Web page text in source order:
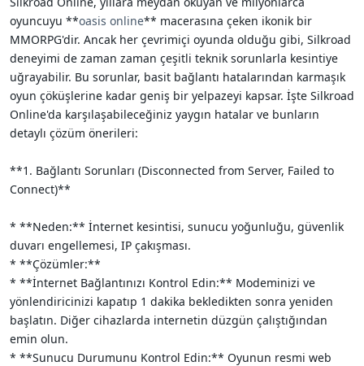
i
oyuncuyu **oasis online** macerasına çeken ikonik bir
MMORPG'dir. Ancak her çevrimiçi oyunda olduğu gibi, Silkroad
deneyimi de zaman zaman çeşitli teknik sorunlarla kesintiye
uğrayabilir. Bu sorunlar, basit bağlantı hatalarından karmaşık
oyun çöküşlerine kadar geniş bir yelpazeyi kapsar. İşte Silkroad
Online'da karşılaşabileceğiniz yaygın hatalar ve bunların
detaylı çözüm önerileri:
**1. Bağlantı Sorunları (Disconnected from Server, Failed to
Connect)**
* **Neden:** İnternet kesintisi, sunucu yoğunluğu, güvenlik
duvarı engellemesi, IP çakışması.
* **Çözümler:**
* **İnternet Bağlantınızı Kontrol Edin:** Modeminizi ve
yönlendiricinizi kapatıp 1 dakika bekledikten sonra yeniden
başlatın. Diğer cihazlarda internetin düzgün çalıştığından
emin olun.
* **Sunucu Durumunu Kontrol Edin:** Oyunun resmi web